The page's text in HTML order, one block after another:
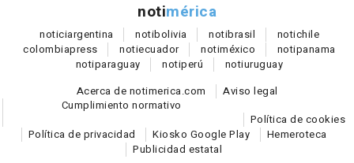
notimérica
noticiargentina notibolivia notibrasil notichile
colombiapress notiecuador notiméxico notipanama
notiparaguay notiperú notiuruguay
Acerca de notimerica.com
Aviso legal
Cumplimiento normativo
Política de cookies
Política de privacidad
Kiosko Google Play
Hemeroteca
Publicidad estatal